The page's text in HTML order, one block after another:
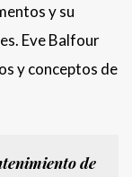
y su
Eve Balfour
y conceptos de
de